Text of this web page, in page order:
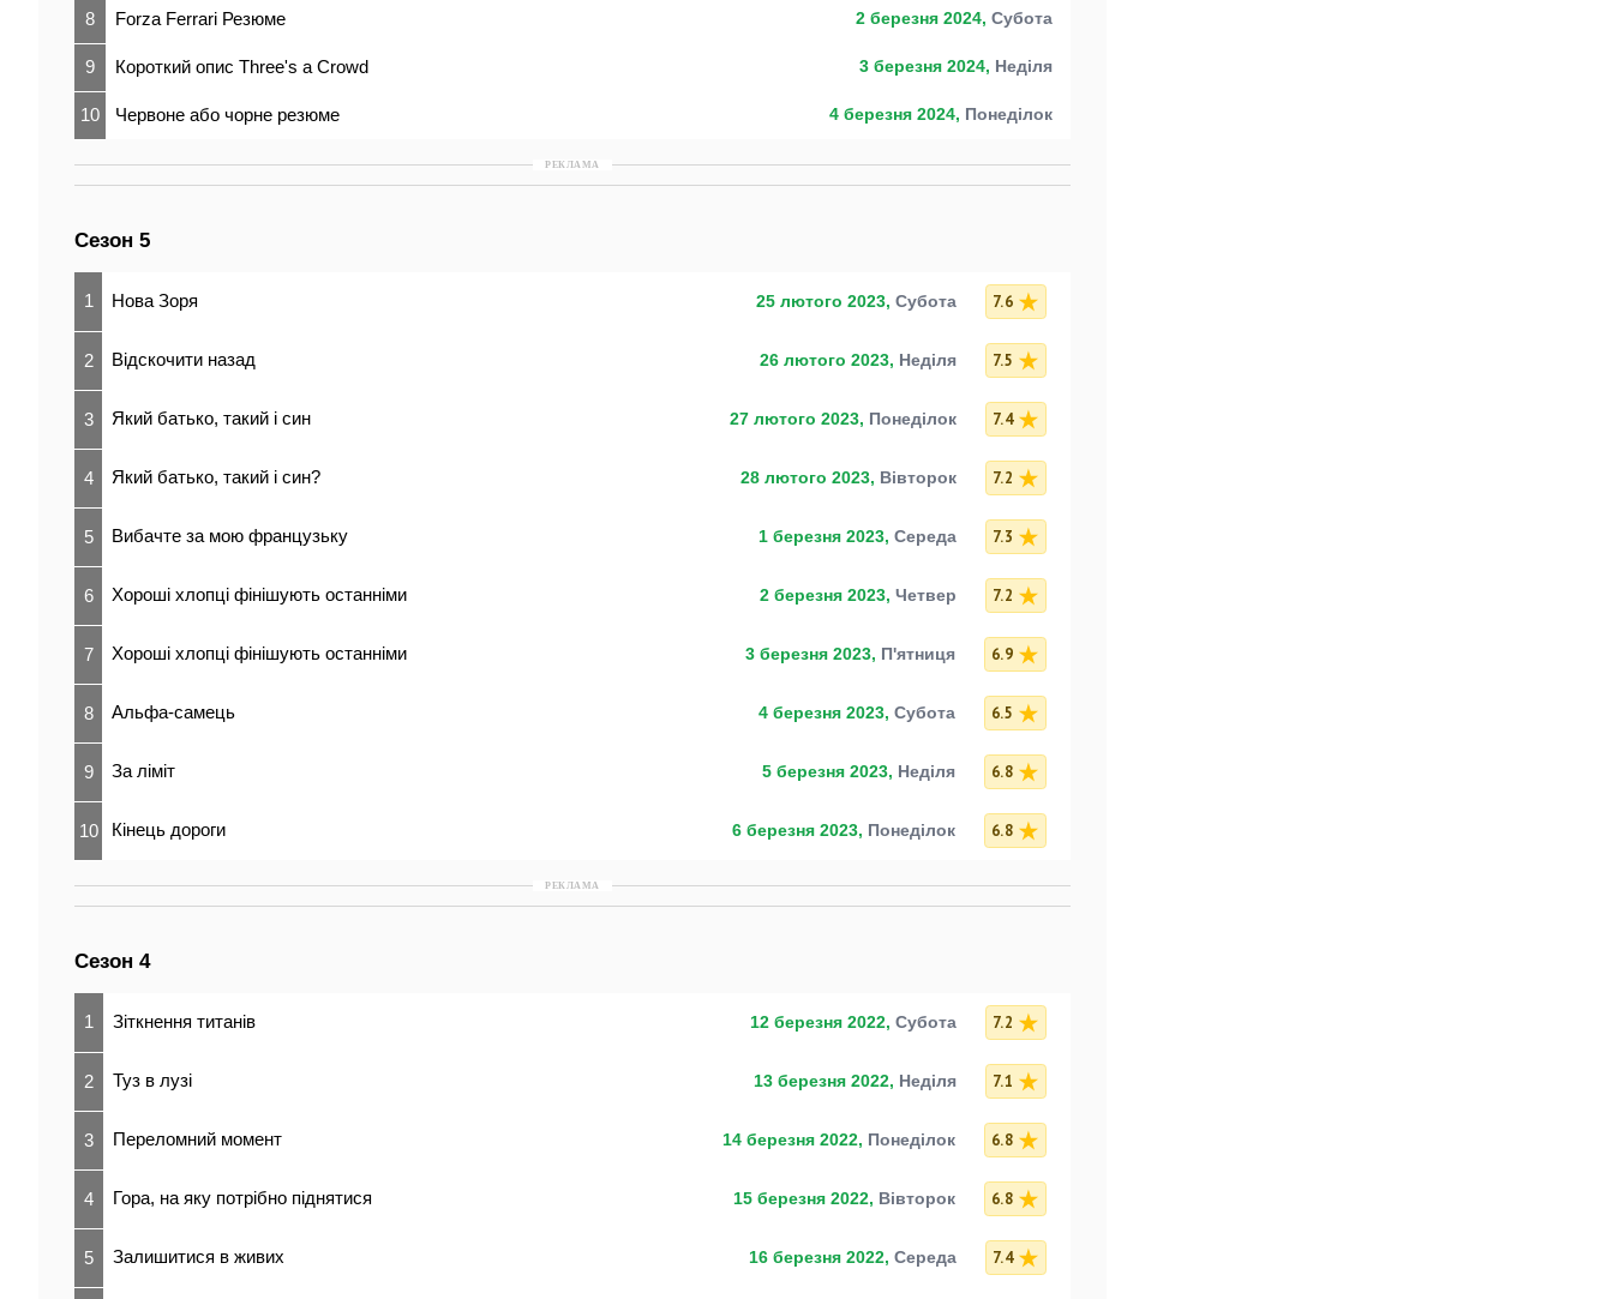
8 Forza Ferrari Резюме 2 березня 2024, Субота
9 Короткий опис Three's a Crowd 3 березня 2024, Неділя
10 Червоне або чорне резюме 4 березня 2024, Понеділок
РЕКЛАМА
Сезон 5
1 Нова Зоря 25 лютого 2023, Субота 7.6
2 Відскочити назад 26 лютого 2023, Неділя 7.5
3 Який батько, такий і син 27 лютого 2023, Понеділок 7.4
4 Який батько, такий і син? 28 лютого 2023, Вівторок 7.2
5 Вибачте за мою французьку 1 березня 2023, Середа 7.3
6 Хороші хлопці фінішують останніми 2 березня 2023, Четвер 7.2
7 Хороші хлопці фінішують останніми 3 березня 2023, П'ятниця 6.9
8 Альфа-самець 4 березня 2023, Субота 6.5
9 За ліміт 5 березня 2023, Неділя 6.8
10 Кінець дороги 6 березня 2023, Понеділок 6.8
РЕКЛАМА
Сезон 4
1 Зіткнення титанів 12 березня 2022, Субота 7.2
2 Туз в лузі 13 березня 2022, Неділя 7.1
3 Переломний момент 14 березня 2022, Понеділок 6.8
4 Гора, на яку потрібно піднятися 15 березня 2022, Вівторок 6.8
5 Залишитися в живих 16 березня 2022, Середа 7.4